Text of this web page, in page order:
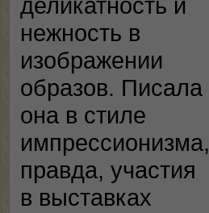
нежность в
изображении
образов. Писала
она в стиле
импрессионизма,
правда, участия
в выставках